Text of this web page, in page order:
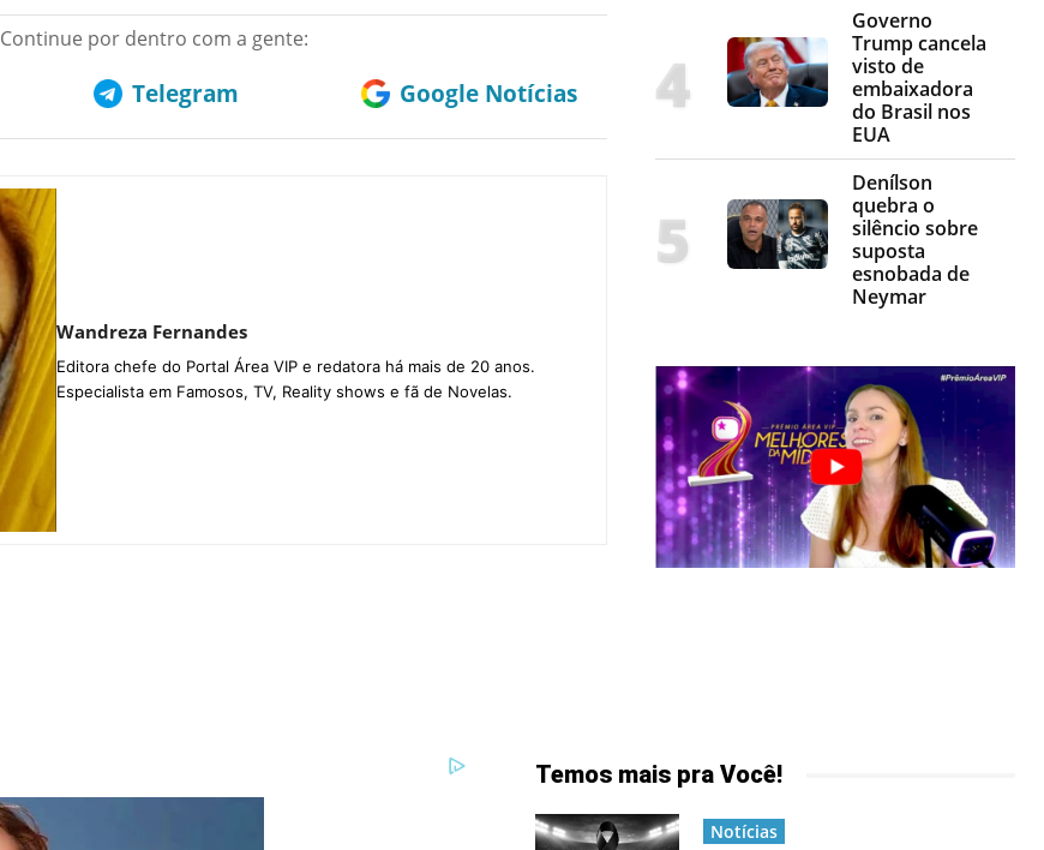
Continue por dentro com a gente:
Telegram Google Notícias
Wandreza Fernandes
Editora chefe do Portal Área VIP e redatora há mais de 20 anos.
Especialista em Famosos, TV, Reality shows e fã de Novelas.
Governo
Trump cancela
visto de
embaixadora
do Brasil nos
EUA
Denílson
quebra o
silêncio sobre
suposta
esnobada de
Neymar
Temos mais pra Você!
Notícias